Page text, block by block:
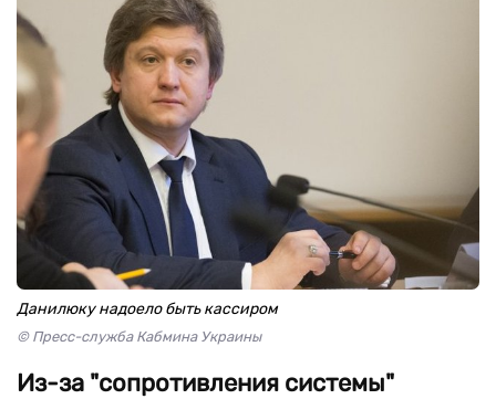
Данилюку надоело быть кассиром
© Пресс-служба Кабмина Украины
Из-за "сопротивления системы"